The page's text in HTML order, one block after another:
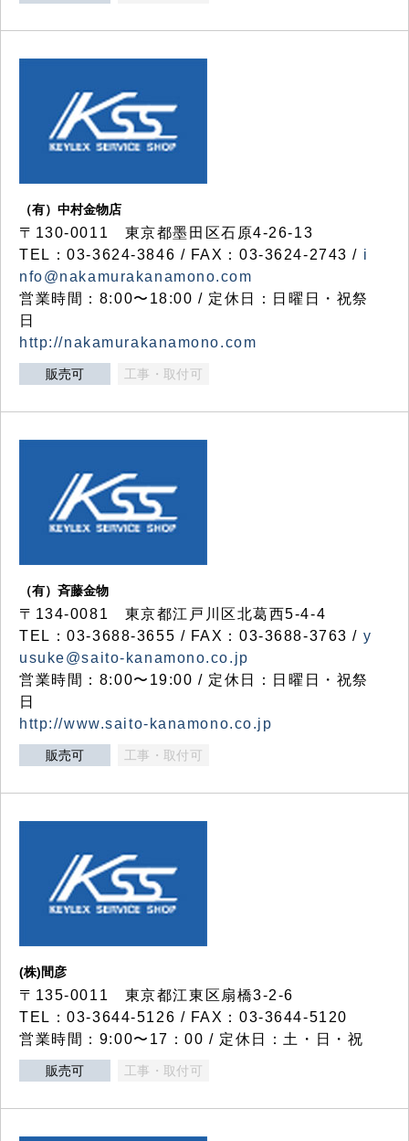
（有）中村金物店
〒130-0011 東京都墨田区石原4-26-13
TEL：03-3624-3846 / FAX：03-3624-2743 / i
nfo@nakamurakanamono.com
営業時間：8:00〜18:00 / 定休日：日曜日・祝祭
日
http://nakamurakanamono.com
販売可 工事・取付可
（有）斉藤金物
〒134-0081 東京都江戸川区北葛西5-4-4
TEL：03-3688-3655 / FAX：03-3688-3763 / y
usuke@saito-kanamono.co.jp
営業時間：8:00〜19:00 / 定休日：日曜日・祝祭
日
http://www.saito-kanamono.co.jp
販売可 工事・取付可
(株)間彦
〒135-0011 東京都江東区扇橋3-2-6
TEL：03-3644-5126 / FAX：03-3644-5120
営業時間：9:00〜17：00 / 定休日：土・日・祝
販売可 工事・取付可